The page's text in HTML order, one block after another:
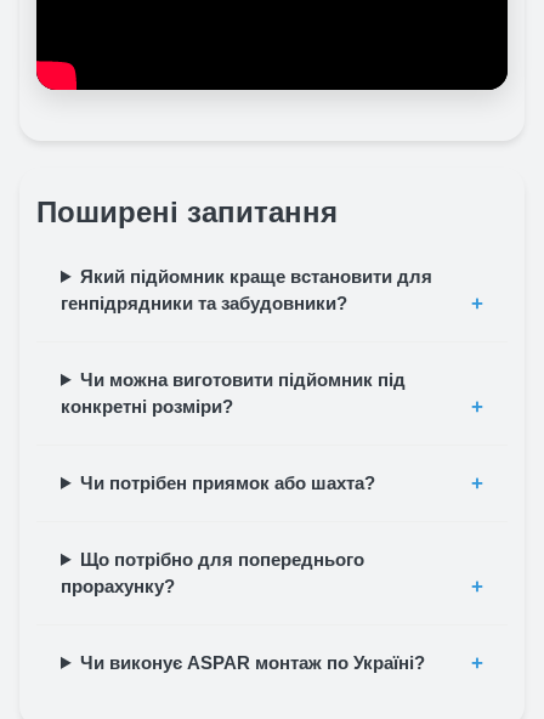
Поширені запитання
Який підйомник краще встановити для
генпідрядники та забудовники?
Чи можна виготовити підйомник під
конкретні розміри?
Чи потрібен приямок або шахта?
Що потрібно для попереднього
прорахунку?
Чи виконує ASPAR монтаж по Україні?